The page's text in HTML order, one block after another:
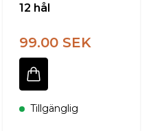
12 hål
99.00 SEK
Tillgänglig